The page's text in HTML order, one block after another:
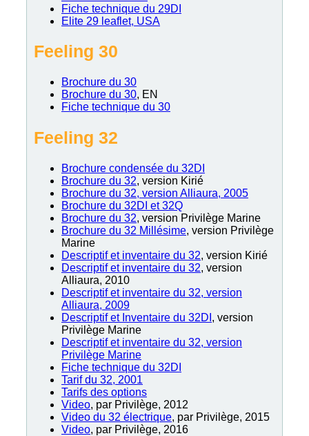
Fiche technique du 29DI
Elite 29 leaflet, USA
Feeling 30
Brochure du 30
Brochure du 30, EN
Fiche technique du 30
Feeling 32
Brochure condensée du 32DI
Brochure du 32, version Kirié
Brochure du 32, version Alliaura, 2005
Brochure du 32DI et 32Q
Brochure du 32, version Privilège Marine
Brochure du 32 Millésime, version Privilège
Marine
Descriptif et inventaire du 32, version Kirié
Descriptif et inventaire du 32, version
Alliaura, 2010
Descriptif et inventaire du 32, version
Alliaura, 2009
Descriptif et Inventaire du 32DI , version
Privilège Marine
Descriptif et inventaire du 32, version
Privilège Marine
Fiche technique du 32DI
Tarif du 32, 2001
Tarifs des options
Video, par Privilège, 2012
Video du 32 électrique, par Privilège, 2015
Video, par Privilège, 2016